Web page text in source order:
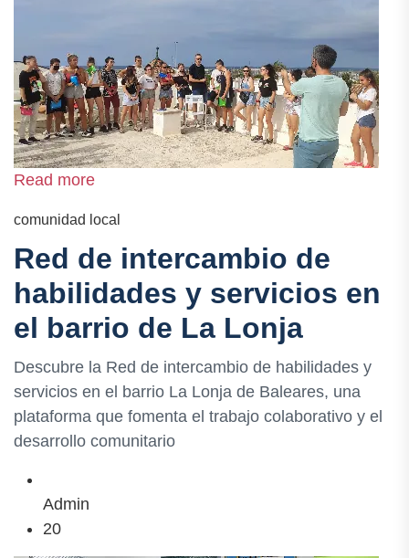
Read more
comunidad local
Red de intercambio de
habilidades y servicios en
el barrio de La Lonja
Descubre la Red de intercambio de habilidades y
servicios en el barrio La Lonja de Baleares, una
plataforma que fomenta el trabajo colaborativo y el
desarrollo comunitario
Admin
20